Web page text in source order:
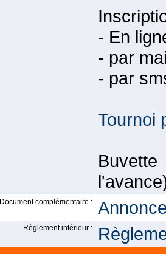
- En
- par
- par
Tournoi
Document complémentaire :
Règlement intérieur :